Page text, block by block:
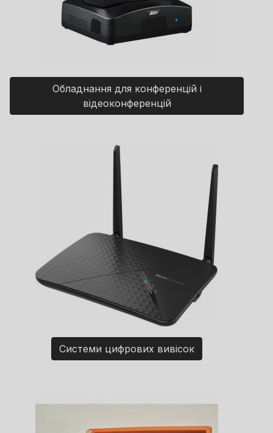
Обладнання для конференцій і
відеоконференцій
Системи цифрових вивісок